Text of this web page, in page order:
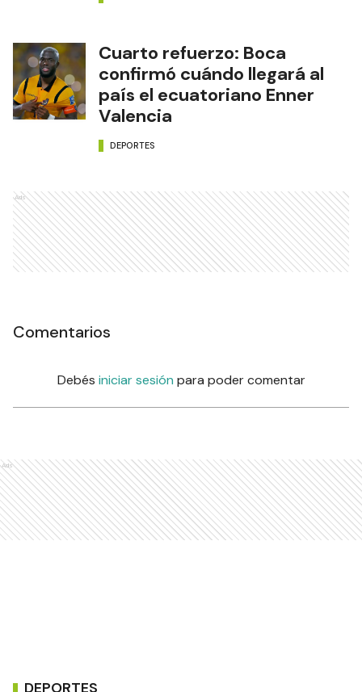
Cuarto refuerzo: Boca
confirmó cuándo llegará al
país el ecuatoriano Enner
Valencia
DEPORTES
Ads
Comentarios
Debés iniciar sesión para poder comentar
Ads